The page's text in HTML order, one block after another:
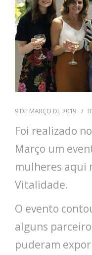
9 DE MARÇO DE 2019
Foi realizado
Março um
mulheres aqui
Vitalidade.
O evento
alguns
puderam